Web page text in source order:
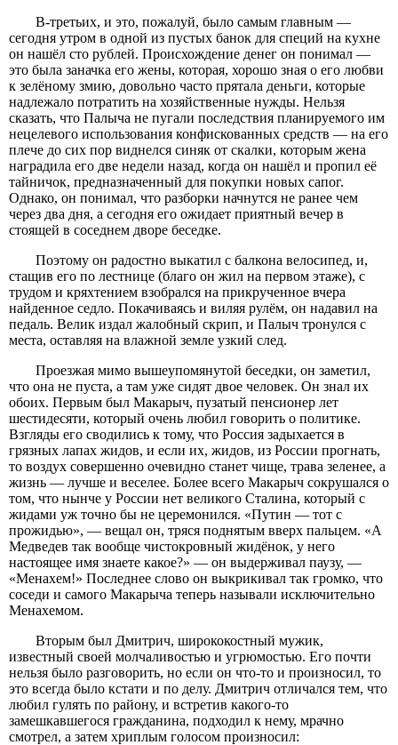
В-третьих, и это, пожалуй, было самым главным —
сегодня утром в одной из пустых банок для специй на кухне
он нашёл сто рублей. Происхождение денег он понимал —
это была заначка его жены, которая, хорошо зная о его любви
к зелёному змию, довольно часто прятала деньги, которые
надлежало потратить на хозяйственные нужды. Нельзя
сказать, что Палыча не пугали последствия планируемого им
нецелевого использования конфискованных средств — на его
плече до сих пор виднелся синяк от скалки, которым жена
наградила его две недели назад, когда он нашёл и пропил её
тайничок, предназначенный для покупки новых сапог.
Однако, он понимал, что разборки начнутся не ранее чем
через два дня, а сегодня его ожидает приятный вечер в
стоящей в соседнем дворе беседке.
Поэтому он радостно выкатил с балкона велосипед, и,
стащив его по лестнице (благо он жил на первом этаже), с
трудом и кряхтением взобрался на прикрученное вчера
найденное седло. Покачиваясь и виляя рулём, он надавил на
педаль. Велик издал жалобный скрип, и Палыч тронулся с
места, оставляя на влажной земле узкий след.
Проезжая мимо вышеупомянутой беседки, он заметил,
что она не пуста, а там уже сидят двое человек. Он знал их
обоих. Первым был Макарыч, пузатый пенсионер лет
шестидесяти, который очень любил говорить о политике.
Взгляды его сводились к тому, что Россия задыхается в
грязных лапах жидов, и если их, жидов, из России прогнать,
то воздух совершенно очевидно станет чище, трава зеленее, а
жизнь — лучше и веселее. Более всего Макарыч сокрушался о
том, что нынче у России нет великого Сталина, который с
жидами уж точно бы не церемонился. «Путин — тот с
прожидью», — вещал он, тряся поднятым вверх пальцем. «А
Медведев так вообще чистокровный жидёнок, у него
настоящее имя знаете какое?» — он выдерживал паузу, —
«Менахем!» Последнее слово он выкрикивал так громко, что
соседи и самого Макарыча теперь называли исключительно
Менахемом.
Вторым был Дмитрич, ширококостный мужик,
известный своей молчаливостью и угрюмостью. Его почти
нельзя было разговорить, но если он что-то и произносил, то
это всегда было кстати и по делу. Дмитрич отличался тем, что
любил гулять по району, и встретив какого-то
замешкавшегося гражданина, подходил к нему, мрачно
смотрел, а затем хриплым голосом произносил: